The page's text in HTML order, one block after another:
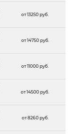
от 13250 руб.
от 14750 руб.
от 11000 руб.
от 14500 руб.
от 8260 руб.